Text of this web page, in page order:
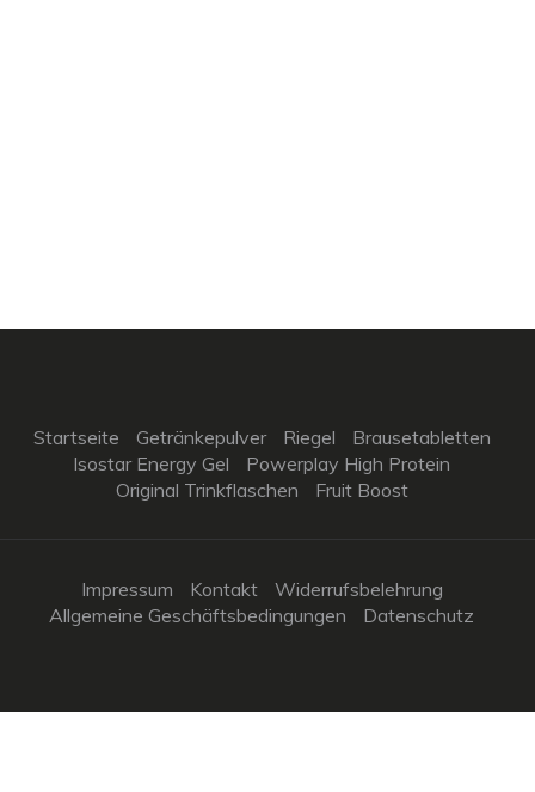
Startseite Getränkepulver Riegel
Brausetabletten
Isostar Energy Gel
Powerplay High Protein
Original Trinkflaschen
Fruit Boost
Impressum Kontakt
Widerrufsbelehrung
Allgemeine Geschäftsbedingungen
Datenschutz